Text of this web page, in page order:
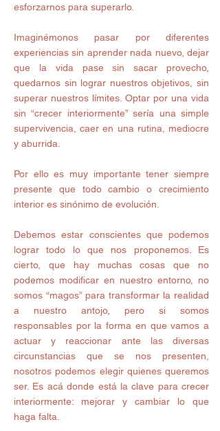
esforzarnos para superarlo.
Imaginémonos pasar por diferentes
experiencias sin aprender nada nuevo, dejar
que la vida pase sin sacar provecho,
quedarnos sin lograr nuestros objetivos, sin
superar nuestros límites. Optar por una vida
sin “crecer interiormente” sería una simple
supervivencia, caer en una rutina, mediocre
y aburrida.
Por ello es muy importante tener siempre
presente que todo cambio o crecimiento
interior es sinónimo de evolución.
Debemos estar conscientes que podemos
lograr todo lo que nos proponemos. Es
cierto, que hay muchas cosas que no
podemos modificar en nuestro entorno, no
somos “magos” para transformar la realidad
a nuestro antojo, pero si somos
responsables por la forma en que vamos a
actuar y reaccionar ante las diversas
circunstancias que se nos presenten,
nosotros podemos elegir quienes queremos
ser. Es acá donde está la clave para crecer
interiormente: mejorar y cambiar lo que
haga falta.